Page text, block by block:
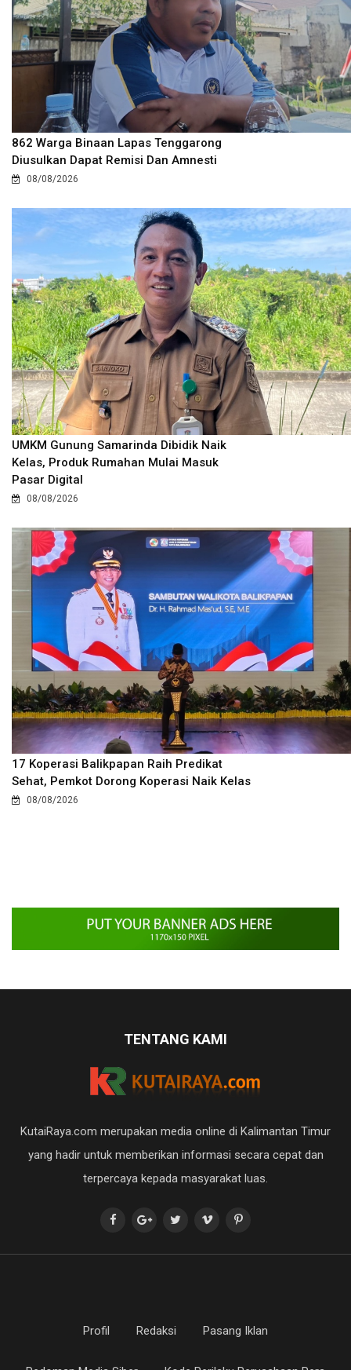
862 Warga Binaan Lapas Tenggarong
Diusulkan Dapat Remisi Dan Amnesti
08/08/2026
UMKM Gunung Samarinda Dibidik Naik
Kelas, Produk Rumahan Mulai Masuk
Pasar Digital
08/08/2026
17 Koperasi Balikpapan Raih Predikat
Sehat, Pemkot Dorong Koperasi Naik Kelas
08/08/2026
TENTANG KAMI
KutaiRaya.com merupakan media online di Kalimantan Timur
yang hadir untuk memberikan informasi secara cepat dan
terpercaya kepada masyarakat luas.
Profil Redaksi Pasang Iklan